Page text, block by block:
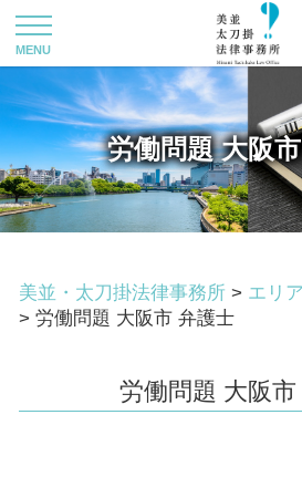
労働問題 大阪
美並・太刀掛法律事務所 > エリ
> 労働問題 大阪市 弁護士
労働問題 大阪